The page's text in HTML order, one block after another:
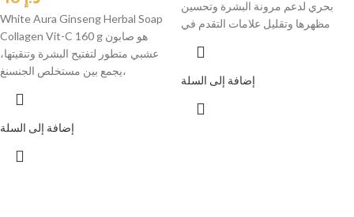
White Aura Ginseng Herbal Soap
Collagen Vit-C 160 g هو صابون
عشبي متطور لتفتيح البشرة وتنقيتها،
يجمع بين مستخلص الجنسنغ،
إضافة إلى السلة
بحري لدعم مرونة البشرة وتحسين
مظهرها وتقليل علامات التقدم في
إضافة إلى السلة